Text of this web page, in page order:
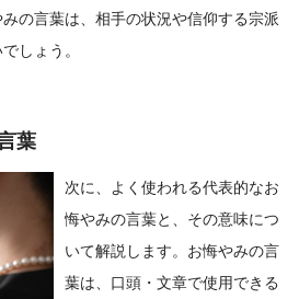
の言葉は、相手の状況や信仰する宗派
しょう。
葉
次に、よく使われる代表的なお
悔やみの言葉と、その意味につ
いて解説します。お悔やみの言
葉は、口頭・文章で使用できる